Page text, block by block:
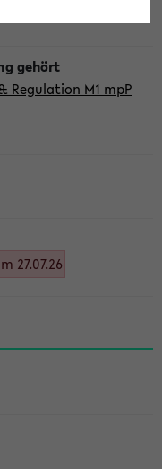
Regulation M1 mpP
27.07.26